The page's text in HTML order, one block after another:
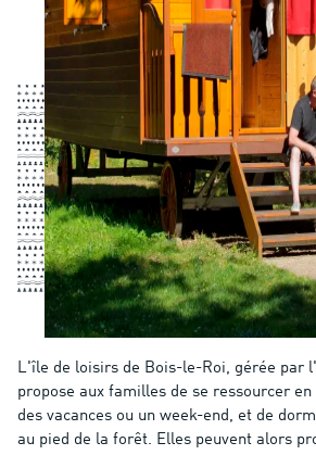
L'île de loisirs de Bois-le-Roi, gérée par
propose aux familles de se ressourcer
des vacances ou un week-end, et de
au pied de la forêt. Elles peuvent alors